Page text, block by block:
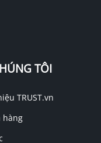
TÔI
TRUST.vn
hàng